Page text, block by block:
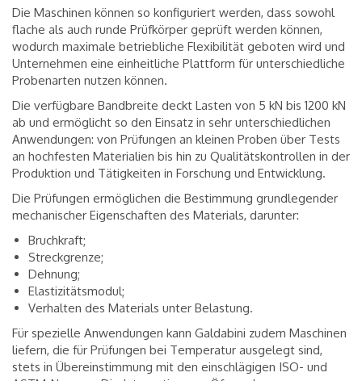
Die Maschinen können so konfiguriert werden, dass sowohl
flache als auch runde Prüfkörper geprüft werden können,
wodurch maximale betriebliche Flexibilität geboten wird und
Unternehmen eine einheitliche Plattform für unterschiedliche
Probenarten nutzen können.
Die verfügbare Bandbreite deckt Lasten von 5 kN bis 1200 kN
ab und ermöglicht so den Einsatz in sehr unterschiedlichen
Anwendungen: von Prüfungen an kleinen Proben über Tests
an hochfesten Materialien bis hin zu Qualitätskontrollen in der
Produktion und Tätigkeiten in Forschung und Entwicklung.
Die Prüfungen ermöglichen die Bestimmung grundlegender
mechanischer Eigenschaften des Materials, darunter:
Bruchkraft;
Streckgrenze;
Dehnung;
Elastizitätsmodul;
Verhalten des Materials unter Belastung.
Für spezielle Anwendungen kann Galdabini zudem Maschinen
liefern, die für Prüfungen bei Temperatur ausgelegt sind,
stets in Übereinstimmung mit den einschlägigen ISO- und